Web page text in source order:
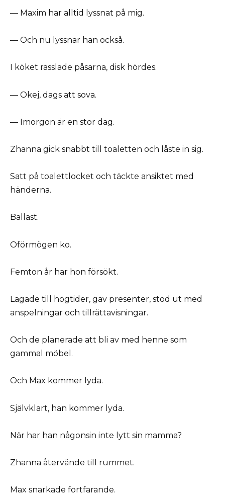
— Maxim har alltid lyssnat på mig.
— Och nu lyssnar han också.
I köket rasslade påsarna, disk hördes.
— Okej, dags att sova.
— Imorgon är en stor dag.
Zhanna gick snabbt till toaletten och låste in sig.
Satt på toalettlocket och täckte ansiktet med
händerna.
Ballast.
Oförmögen ko.
Femton år har hon försökt.
Lagade till högtider, gav presenter, stod ut med
anspelningar och tillrättavisningar.
Och de planerade att bli av med henne som
gammal möbel.
Och Max kommer lyda.
Självklart, han kommer lyda.
När har han någonsin inte lytt sin mamma?
Zhanna återvände till rummet.
Max snarkade fortfarande.